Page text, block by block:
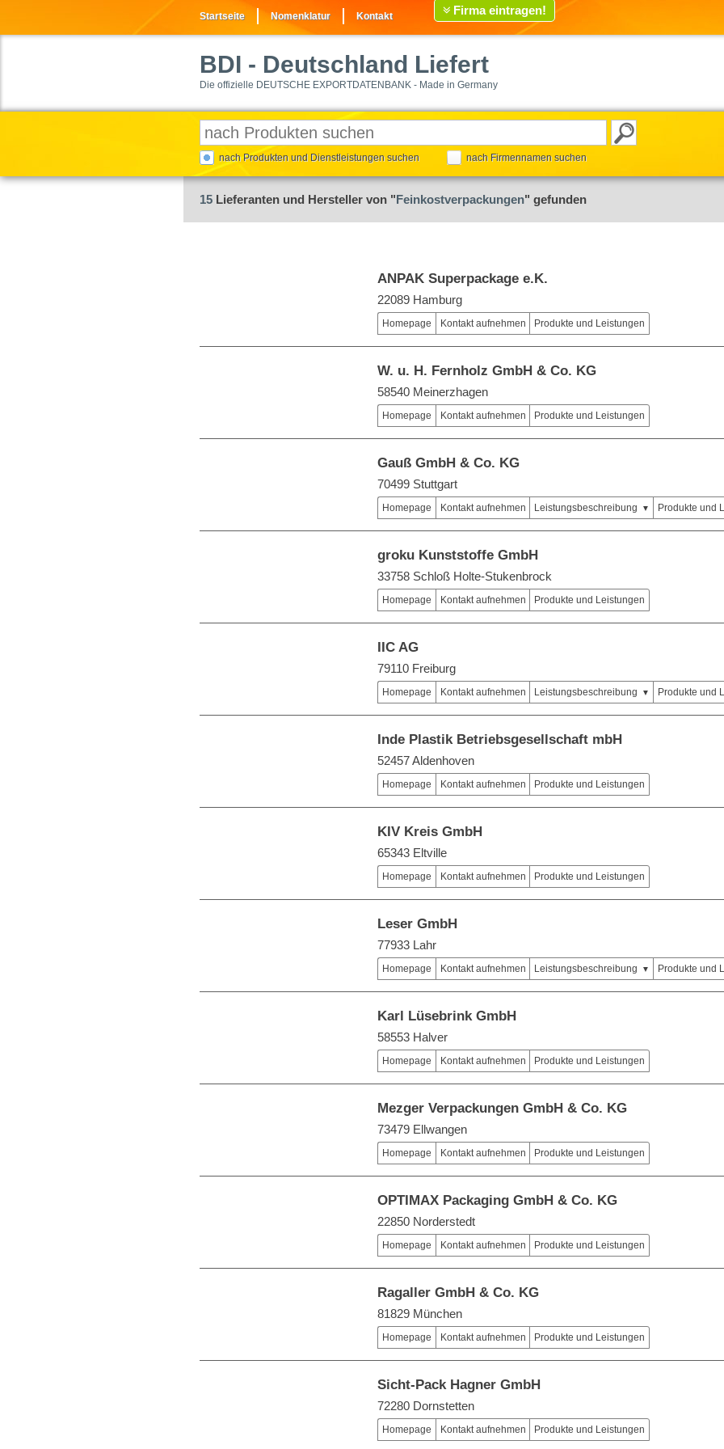
Startseite Nomenklatur Kontakt Firma eintragen!
BDI - Deutschland Liefert
Die offizielle DEUTSCHE EXPORTDATENBANK - Made in Germany
nach Produkten und Dienstleistungen suchen nach Firmennamen suchen
15 Lieferanten und Hersteller von "Feinkostverpackungen" gefunden
ANPAK Superpackage e.K.
22089 Hamburg
Homepage Kontakt aufnehmen Produkte und Leistungen
W. u. H. Fernholz GmbH & Co. KG
58540 Meinerzhagen
Homepage Kontakt aufnehmen Produkte und Leistungen
Gauß GmbH & Co. KG
70499 Stuttgart
Homepage Kontakt aufnehmen Leistungsbeschreibung Produkte und
groku Kunststoffe GmbH
33758 Schloß Holte-Stukenbrock
Homepage Kontakt aufnehmen Produkte und Leistungen
IIC AG
79110 Freiburg
Homepage Kontakt aufnehmen Leistungsbeschreibung Produkte und
Inde Plastik Betriebsgesellschaft mbH
52457 Aldenhoven
Homepage Kontakt aufnehmen Produkte und Leistungen
KIV Kreis GmbH
65343 Eltville
Homepage Kontakt aufnehmen Produkte und Leistungen
Leser GmbH
77933 Lahr
Homepage Kontakt aufnehmen Leistungsbeschreibung Produkte und
Karl Lüsebrink GmbH
58553 Halver
Homepage Kontakt aufnehmen Produkte und Leistungen
Mezger Verpackungen GmbH & Co. KG
73479 Ellwangen
Homepage Kontakt aufnehmen Produkte und Leistungen
OPTIMAX Packaging GmbH & Co. KG
22850 Norderstedt
Homepage Kontakt aufnehmen Produkte und Leistungen
Ragaller GmbH & Co. KG
81829 München
Homepage Kontakt aufnehmen Produkte und Leistungen
Sicht-Pack Hagner GmbH
72280 Dornstetten
Homepage Kontakt aufnehmen Produkte und Leistungen